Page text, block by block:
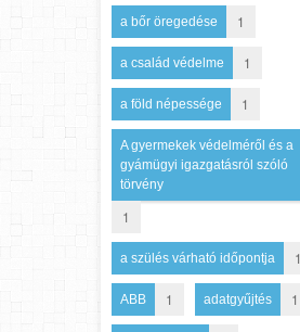
a bőr öregedése 1
a család védelme 1
a föld népessége 1
A gyermekek védelméről és a
gyámügyi igazgatásról szóló
törvény
1
a szülés várható időpontja 1
ABB 1 adatgyűjtés 1